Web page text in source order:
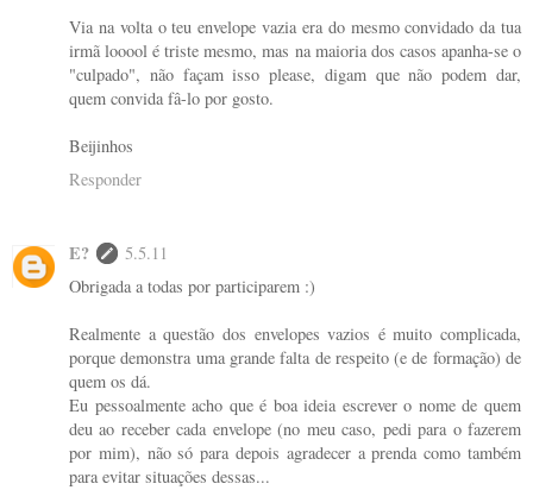
Via na volta o teu envelope vazia era do mesmo convidado da tua
irmã looool é triste mesmo, mas na maioria dos casos apanha-se o
"culpado", não façam isso please, digam que não podem dar,
quem convida fâ-lo por gosto.
Beijinhos
Responder
E?
5.5.11
Obrigada a todas por participarem :)
Realmente a questão dos envelopes vazios é muito complicada,
porque demonstra uma grande falta de respeito (e de formação) de
quem os dá.
Eu pessoalmente acho que é boa ideia escrever o nome de quem
deu ao receber cada envelope (no meu caso, pedi para o fazerem
por mim), não só para depois agradecer a prenda como também
para evitar situações dessas...